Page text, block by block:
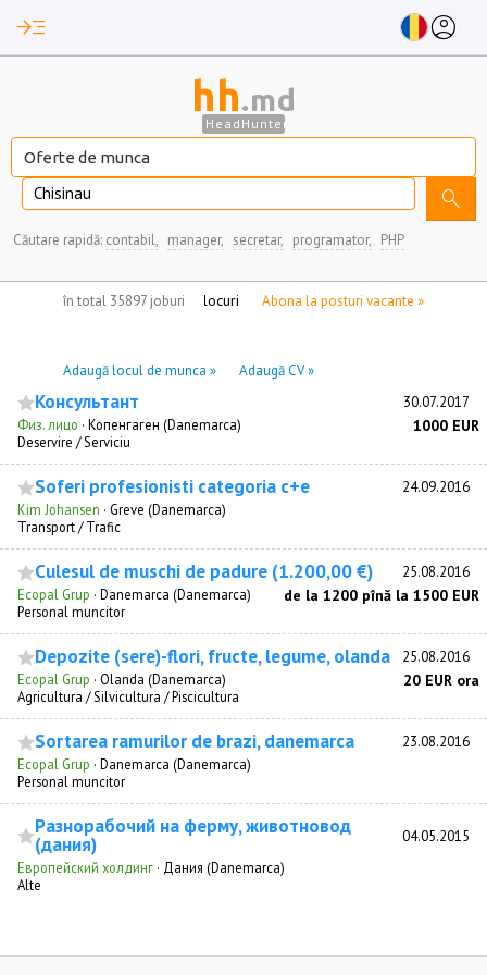
read_more account_circle
hh.md
HeadHunter
Chisinau search
Căutare rapidă: contabil, manager, secretar, programator, PHP
în total 35897 joburi Abona la posturi vacante »
nu aveți locuri de munca marcate
Adaugă locul de munca » Adaugă CV »
Консультант 30.07.2017
Физ. лицо · Копенгаген (Danemarca) 1000 EUR
Deservire / Serviciu
Soferi profesionisti categoria c+e 24.09.2016
Kim Johansen · Greve (Danemarca)
Transport / Trafic
Culesul de muschi de padure (1.200,00 €) 25.08.2016
Ecopal Grup · Danemarca (Danemarca) de la 1200 pînă la 1500 EUR
Personal muncitor
Depozite (sere)-flori, fructe, legume, olanda 25.08.2016
Ecopal Grup · Olanda (Danemarca) 20 EUR ora
Agricultura / Silvicultura / Piscicultura
Sortarea ramurilor de brazi, danemarca 23.08.2016
Ecopal Grup · Danemarca (Danemarca)
Personal muncitor
Разнорабочий на ферму, животновод
(дания) 04.05.2015
Европейский холдинг · Дания (Danemarca)
Alte